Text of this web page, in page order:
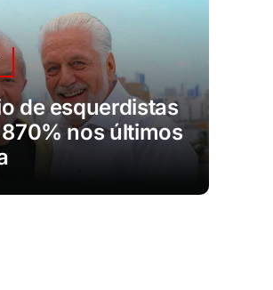
de esquerdistas
nos últimos